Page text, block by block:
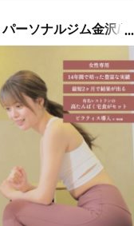
ーソナルジム金沢/ ...